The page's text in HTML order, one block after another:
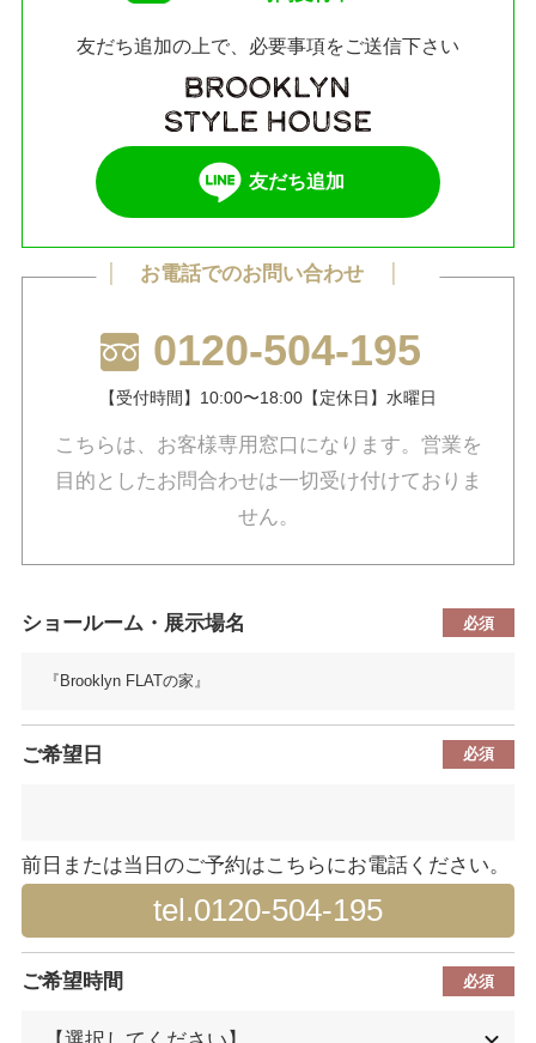
友だち追加の上で、必要事項をご送信下さい
友だち追加
お電話でのお問い合わせ
0120-504-195
【受付時間】10:00〜18:00 【定休日】水曜日
こちらは、お客様専用窓口になります。営業を
目的としたお問合わせは一切受け付けておりま
せん。
ショールーム・展示場名
ご希望日
前日または当日のご予約はこちらにお電話ください。
tel.0120-504-195
ご希望時間